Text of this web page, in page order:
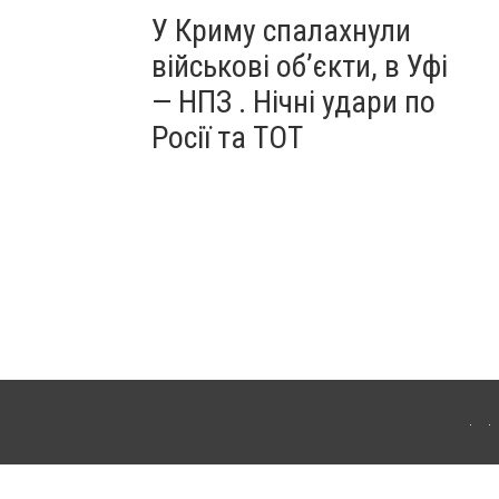
У Криму спалахнули
військові об’єкти, в Уфі
— НПЗ . Нічні удари по
Росії та ТОТ